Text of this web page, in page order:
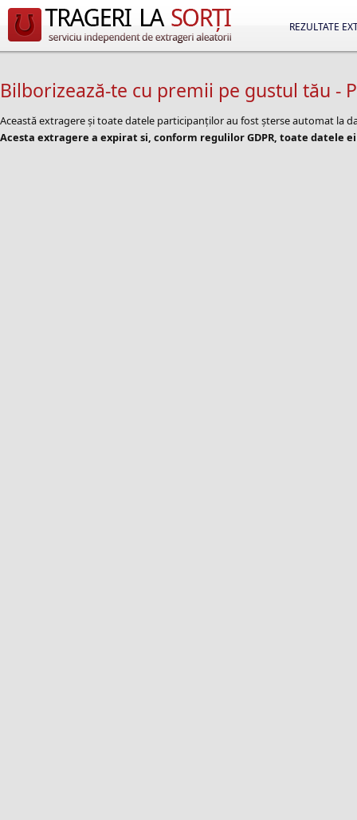
REZULTATE
Bilborizează-te cu premii pe gustul tău -
Această extragere și toate datele participanților au fost șterse automat la
Acesta extragere a expirat si, conform regulilor GDPR, toate datele